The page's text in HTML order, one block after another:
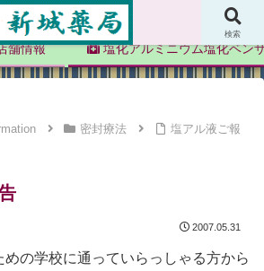
新城薬局
舗情報 塩化アルミニウム塩化ベン
密封療法
塩アル液ご報
2007.05.31
の学校に通っていらっしゃる方から
検索